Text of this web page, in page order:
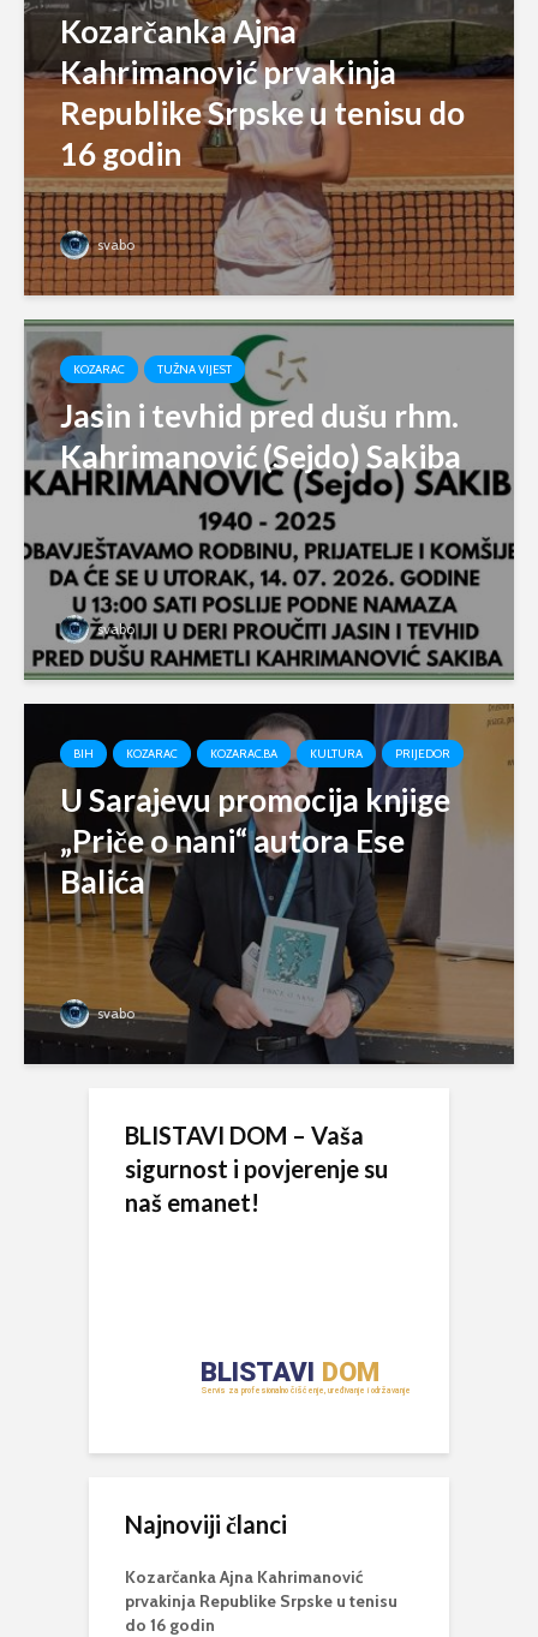
Kozarčanka Ajna
Kahrimanović prvakinja
Republike Srpske u tenisu do
16 godin
svabo
KOZARAC TUŽNA VIJEST
Jasin i tevhid pred dušu rhm.
Kahrimanović (Sejdo) Sakiba
svabo
BIH KOZARAC KOZARAC.BA KULTURA PRIJEDOR
U Sarajevu promocija knjige
„Priče o nani“ autora Ese
Balića
svabo
BLISTAVI DOM – Vaša
sigurnost i povjerenje su
naš emanet!
Najnoviji članci
Kozarčanka Ajna Kahrimanović
prvakinja Republike Srpske u tenisu
do 16 godin